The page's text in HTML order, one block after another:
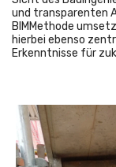
und transparenten
BIMMethode
hierbei ebenso
Erkenntnisse für